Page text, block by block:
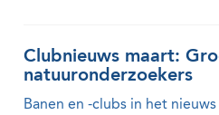
Clubnieuws maart:
natuuronderzoekers
Banen en -clubs in het